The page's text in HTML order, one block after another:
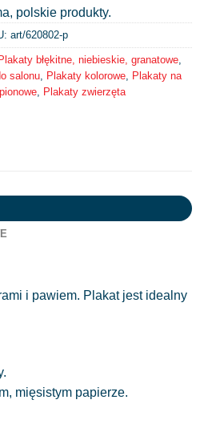
polskie produkty.
art/620802-p
Plakaty błękitne, niebieskie, granatowe,
salonu, Plakaty kolorowe,
Plakaty na
, Plakaty zwierzęta
i pawiem. Plakat jest idealny
mięsistym papierze.